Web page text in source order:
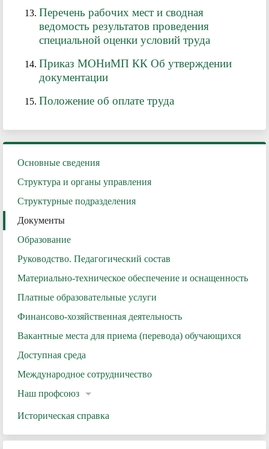
Перечень рабочих мест и сводная
ведомость результатов проведения
специальной оценки условий труда
Приказ МОНиМП КК Об утверждении
документации
Положение об оплате труда
Основные сведения
Структура и органы управления
Структурные подразделения
Документы
Образование
Руководство. Педагогический состав
Материально-техническое обеспечение и оснащенность
Платные образовательные услуги
Финансово-хозяйственная деятельность
Вакантные места для приема (перевода) обучающихся
Доступная среда
Международное сотрудничество
Наш профсоюз
Историческая справка